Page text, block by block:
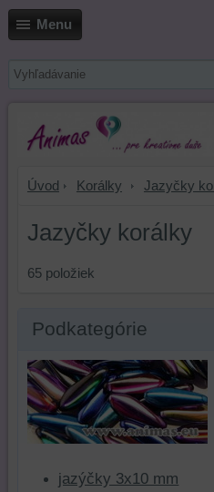
Menu
Úvod Korálky Jazyčky
Jazyčky korálky
65 položiek
Podkategórie
jazýčky 3x10 mm